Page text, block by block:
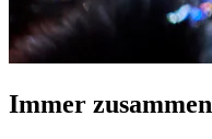
Immer zusammen